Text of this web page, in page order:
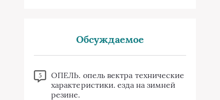
Обсуждаемое
5
ОПЕЛЬ. опель вектра технические
характеристики. езда на зимней
резине.